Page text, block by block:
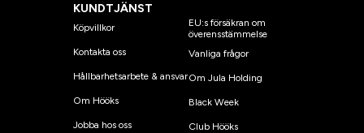
KUNDTJÄNST
Köpvillkor
Kontakta oss
Hållbarhetsarbete & ansvar
Om Hööks
Jobba hos oss
EU:s försäkran om
överensstämmelse
Vanliga frågor
Om Jula Holding
Black Week
Club Hööks